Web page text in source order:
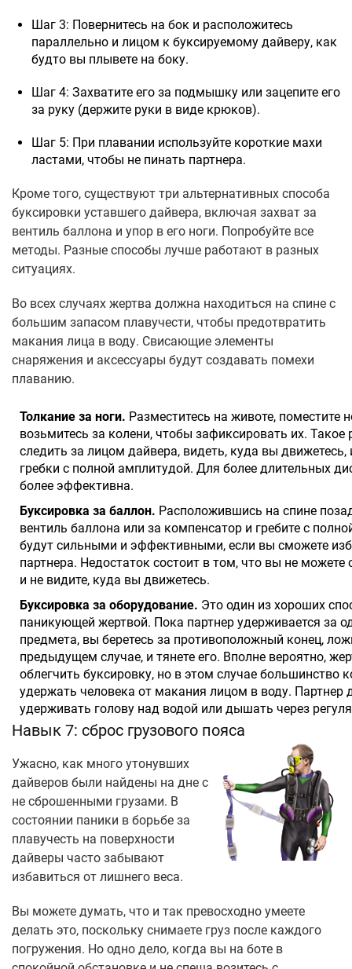
Шаг 3: Повернитесь на бок и расположитесь
параллельно и лицом к буксируемому дайверу, как
будто вы плывете на боку.
Шаг 4: Захватите его за подмышку или зацепите его
за руку (держите руки в виде крюков).
Шаг 5: При плавании используйте короткие махи
ластами, чтобы не пинать партнера.
Кроме того, существуют три альтернативных способа
буксировки уставшего дайвера, включая захват за
вентиль баллона и упор в его ноги. Попробуйте все
методы. Разные способы лучше работают в разных
ситуациях.
Во всех случаях жертва должна находиться на спине с
большим запасом плавучести, чтобы предотвратить
макания лица в воду. Свисающие элементы
снаряжения и аксессуары будут создавать помехи
плаванию.
Толкание за ноги. Разместитесь на животе, поместите
возьмитесь за колени, чтобы зафиксировать их.
следить за лицом дайвера, видеть, куда вы
гребки с полной амплитудой. Для более длительных
более эффективна.
Буксировка за баллон. Расположившись на спине
вентиль баллона или за компенсатор и гребите с
будут сильными и эффективными, если вы сможете
партнера. Недостаток состоит в том, что вы не можете
и не видите, куда вы движетесь.
Буксировка за оборудование. Это один из хороших
паникующей жертвой. Пока партнер удерживается за
предмета, вы беретесь за противоположный конец,
предыдущем случае, и тянете его. Вполне вероятно,
облегчить буксировку, но в этом случае большинство
удержать человека от макания лицом в воду. Партнер
удерживать голову над водой или дышать через
Навык 7: сброс грузового пояса
Ужасно, как много утонувших
дайверов были найдены на дне с
не сброшенными грузами. В
состоянии паники в борьбе за
плавучесть на поверхности
дайверы часто забывают
избавиться от лишнего веса.
Вы можете думать, что и так превосходно умеете
делать это, поскольку снимаете груз после каждого
погружения. Но одно дело, когда вы на боте в